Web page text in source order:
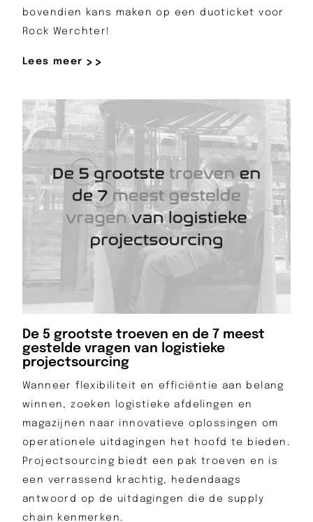
bovendien kans maken op een duoticket voor
Rock Werchter!
Lees meer
De 5 grootste troeven en de 7 meest
gestelde vragen van logistieke
projectsourcing
Wanneer flexibiliteit en efficiëntie aan belang
winnen, zoeken logistieke afdelingen en
magazijnen naar innovatieve oplossingen om
operationele uitdagingen het hoofd te bieden.
Projectsourcing biedt een pak troeven en is
een verrassend krachtig, hedendaags
antwoord op de uitdagingen die de supply
chain kenmerken.